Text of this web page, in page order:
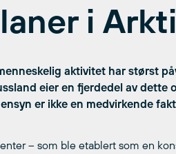
i
aktivitet har størst
eier en fjerdedel av dette
er ikke en medvirkende
– som ble etablert som en